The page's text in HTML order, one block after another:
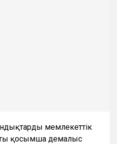
мемлекеттік
қосымша демалыс